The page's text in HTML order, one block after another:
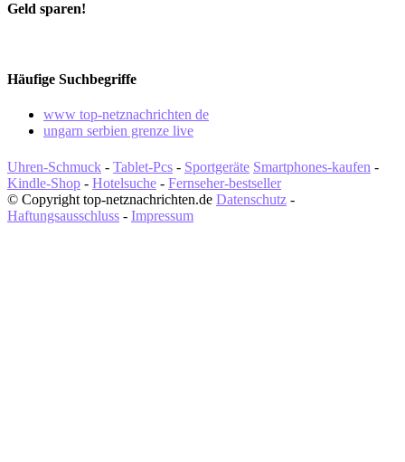
Geld sparen!
Häufige Suchbegriffe
www top-netznachrichten de
ungarn serbien grenze live
Uhren-Schmuck - Tablet-Pcs - Sportgeräte Smartphones-kaufen -
Kindle-Shop - Hotelsuche - Fernseher-bestseller
© Copyright top-netznachrichten.de Datenschutz -
Haftungsausschluss - Impressum